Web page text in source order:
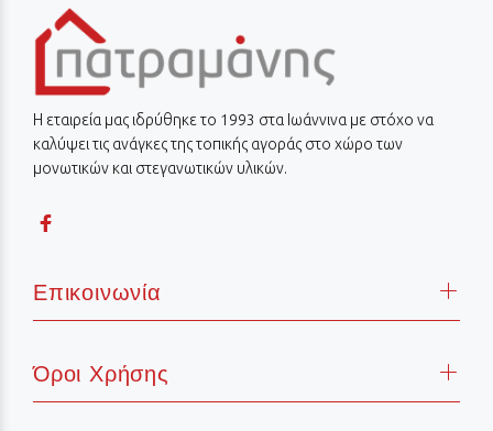
Η εταιρεία μας ιδρύθηκε το 1993 στα Ιωάννινα με στόχο να
καλύψει τις ανάγκες της τοπικής αγοράς στο χώρο των
μονωτικών και στεγανωτικών υλικών.
Επικοινωνία
Όροι Χρήσης